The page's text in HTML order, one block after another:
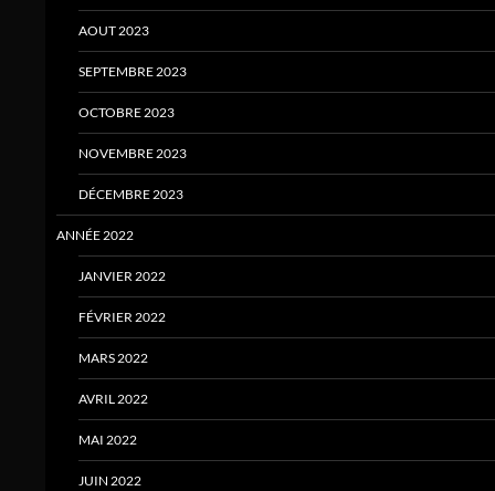
AOUT 2023
SEPTEMBRE 2023
OCTOBRE 2023
NOVEMBRE 2023
DÉCEMBRE 2023
ANNÉE 2022
JANVIER 2022
FÉVRIER 2022
MARS 2022
AVRIL 2022
MAI 2022
JUIN 2022